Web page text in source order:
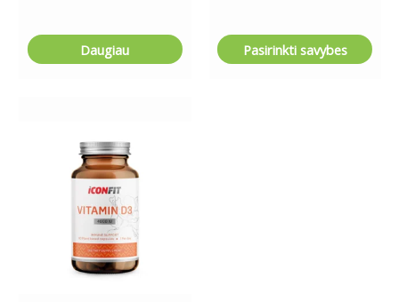
Daugiau Pasirinkti savybes